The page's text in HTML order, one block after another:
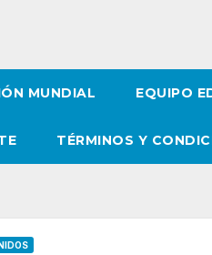
MUNDIAL EQUIPO
TÉRMINOS Y